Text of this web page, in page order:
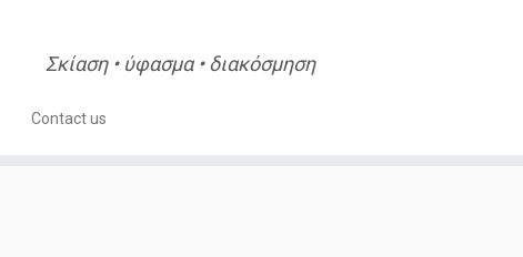
Σκίαση • ύφασμα • διακόσμηση
Contact us